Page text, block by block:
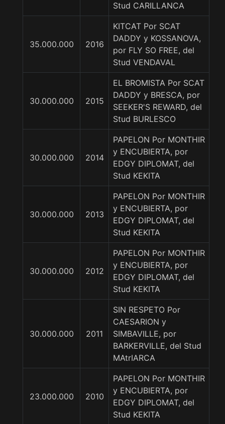
Stud CARILLANCA
35.000.000 2016
KITCAT Por SCAT
DADDY y KOSSANOVA,
por FLY SO FREE, del
Stud VENDAVAL
30.000.000 2015
EL BROMISTA Por SCAT
DADDY y BRESCA, por
SEEKER'S REWARD, del
Stud BURLESCO
30.000.000 2014
PAPELON Por MONTHIR
y ENCUBIERTA, por
EDGY DIPLOMAT, del
Stud KEKITA
30.000.000 2013
PAPELON Por MONTHIR
y ENCUBIERTA, por
EDGY DIPLOMAT, del
Stud KEKITA
30.000.000 2012
PAPELON Por MONTHIR
y ENCUBIERTA, por
EDGY DIPLOMAT, del
Stud KEKITA
30.000.000 2011
SIN RESPETO Por
CAESARION y
SIMBAVILLE, por
BARKERVILLE, del Stud
MAtrIARCA
23.000.000 2010
PAPELON Por MONTHIR
y ENCUBIERTA, por
EDGY DIPLOMAT, del
Stud KEKITA